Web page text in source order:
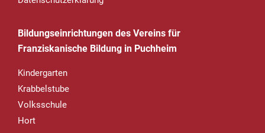
Bildungseinrichtungen des Vereins für
Franziskanische Bildung in Puchheim
Kindergarten
Krabbelstube
Volksschule
Hort